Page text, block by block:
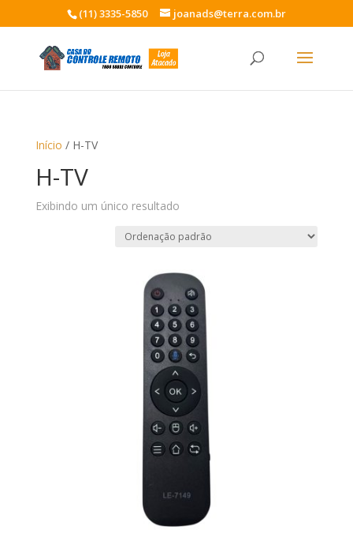
(11) 3335-5850 joanads@terra.com.br
Início / H-TV
H-TV
Exibindo um único resultado